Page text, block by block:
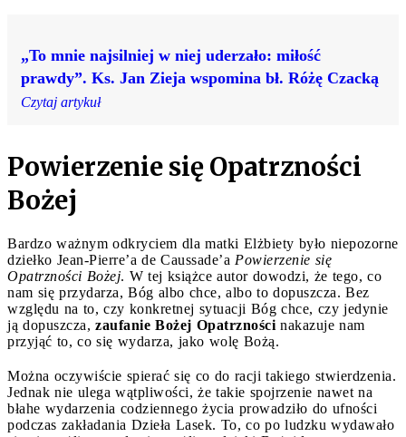
„To mnie najsilniej w niej uderzało: miłość
prawdy”. Ks. Jan Zieja wspomina bł. Różę Czacką
Czytaj artykuł
Powierzenie się Opatrzności
Bożej
Bardzo ważnym odkryciem dla matki Elżbiety było niepozorne
dziełko Jean-Pierre’a de Caussade’a Powierzenie się
Opatrzności Bożej. W tej książce autor dowodzi, że tego, co
nam się przydarza, Bóg albo chce, albo to dopuszcza. Bez
względu na to, czy konkretnej sytuacji Bóg chce, czy jedynie
ją dopuszcza, zaufanie Bożej Opatrzności nakazuje nam
przyjąć to, co się wydarza, jako wolę Bożą.
Można oczywiście spierać się co do racji takiego stwierdzenia.
Jednak nie ulega wątpliwości, że takie spojrzenie nawet na
błahe wydarzenia codziennego życia prowadziło do ufności
podczas zakładania Dzieła Lasek. To, co po ludzku wydawało